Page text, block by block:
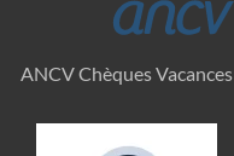
ANCV Chèques Vacances